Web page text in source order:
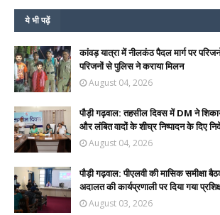
ये भी पढ़ें
कांवड़ यात्रा में नीलकंठ पैदल मार्ग पर
परिजनों से पुलिस ने कराया मिलन
August 04, 2026
पौड़ी गढ़वाल: तहसील दिवस में DM ने
और लंबित वादों के शीघ्र निष्पादन के दिए
August 04, 2026
पौड़ी गढ़वाल: पीएलवी की मासिक समीक्षा
अदालत की कार्यप्रणाली पर दिया गया
August 03, 2026